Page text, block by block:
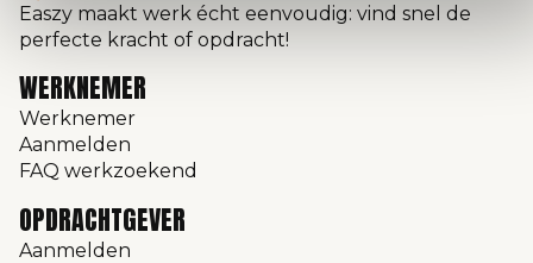
Easzy maakt werk écht eenvoudig: vind snel de
perfecte kracht of opdracht!
WERKNEMER
Werknemer
Aanmelden
FAQ werkzoekend
OPDRACHTGEVER
Aanmelden